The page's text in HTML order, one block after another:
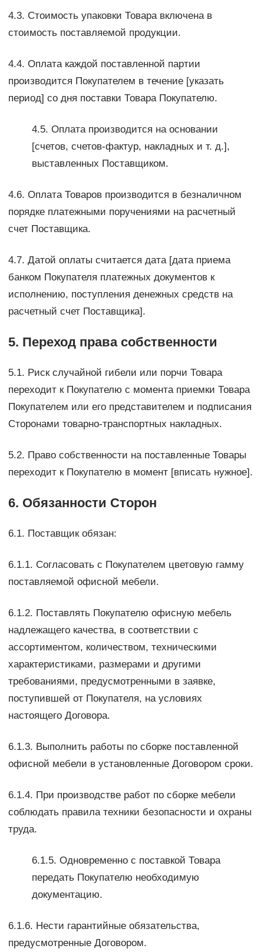
4.3. Стоимость упаковки Товара включена в
стоимость поставляемой продукции.
4.4. Оплата каждой поставленной партии
производится Покупателем в течение [указать
период] со дня поставки Товара Покупателю.
4.5. Оплата производится на основании
[счетов, счетов-фактур, накладных и т. д.],
выставленных Поставщиком.
4.6. Оплата Товаров производится в безналичном
порядке платежными поручениями на расчетный
счет Поставщика.
4.7. Датой оплаты считается дата [дата приема
банком Покупателя платежных документов к
исполнению, поступления денежных средств на
расчетный счет Поставщика].
5. Переход права собственности
5.1. Риск случайной гибели или порчи Товара
переходит к Покупателю с момента приемки Товара
Покупателем или его представителем и подписания
Сторонами товарно-транспортных накладных.
5.2. Право собственности на поставленные Товары
переходит к Покупателю в момент [вписать нужное].
6. Обязанности Сторон
6.1. Поставщик обязан:
6.1.1. Согласовать с Покупателем цветовую гамму
поставляемой офисной мебели.
6.1.2. Поставлять Покупателю офисную мебель
надлежащего качества, в соответствии с
ассортиментом, количеством, техническими
характеристиками, размерами и другими
требованиями, предусмотренными в заявке,
поступившей от Покупателя, на условиях
настоящего Договора.
6.1.3. Выполнить работы по сборке поставленной
офисной мебели в установленные Договором сроки.
6.1.4. При производстве работ по сборке мебели
соблюдать правила техники безопасности и охраны
труда.
6.1.5. Одновременно с поставкой Товара
передать Покупателю необходимую
документацию.
6.1.6. Нести гарантийные обязательства,
предусмотренные Договором.